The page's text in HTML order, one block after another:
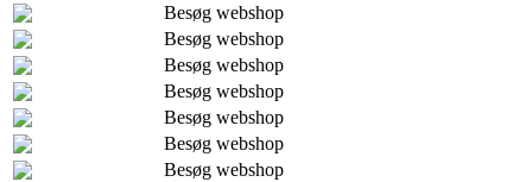
Besøg webshop
Besøg webshop
Besøg webshop
Besøg webshop
Besøg webshop
Besøg webshop
Besøg webshop